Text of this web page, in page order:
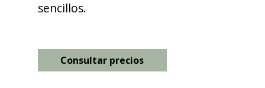
sencillos.
Consultar precios